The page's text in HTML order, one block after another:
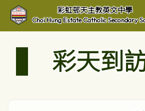
彩虹邨天主教英文中學
Choi Hung Estate Catholic Secondary
彩天到